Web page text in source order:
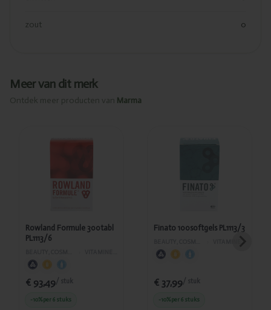
zout 0
Meer van dit merk
Ontdek meer producten van Marma
Toegevoegd
PL1113/6
Rowland Formule 300tabl
PL1113/6
€ 93,49/ stuk
-10%per 6 stuks
Finato 100softgels PL1113/3
VITAMINES EN SUPPLEMENTEN
€ 37,99/ stuk
-10%per 6 stuks